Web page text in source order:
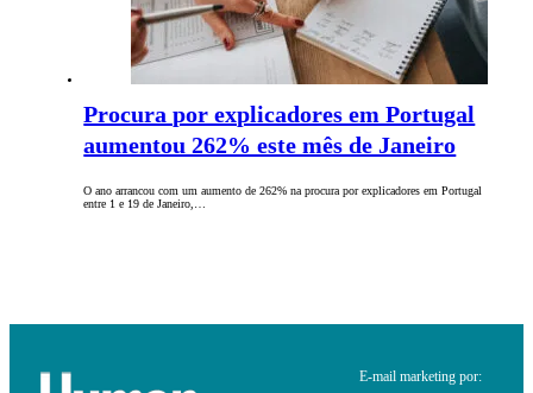
Procura por explicadores em Portugal
aumentou 262% este mês de Janeiro
O ano arrancou com um aumento de 262% na procura por explicadores em Portugal
entre 1 e 19 de Janeiro,…
E-mail marketing por: